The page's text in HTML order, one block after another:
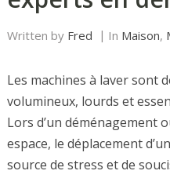
Written by Fred In Maison,
Les machines à laver sont
volumineux, lourds et
Lors d’un déménagement
espace, le déplacement
source de stress et de